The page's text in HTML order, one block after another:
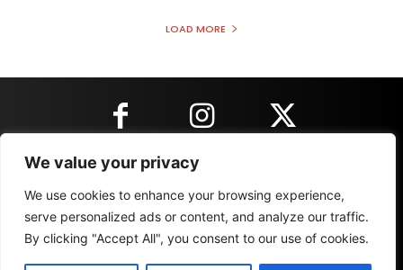
We value your privacy
We use cookies to enhance your browsing experience,
serve personalized ads or content, and analyze our traffic.
By clicking "Accept All", you consent to our use of cookies.
LOAD MORE
KONTAKT INFORMACIJE
IMPRESSUM MARKETING REZULTATI